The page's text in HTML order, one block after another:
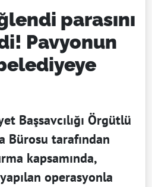
parasını
Pavyonun
Başsavcılığı Örgütlü
Bürosu tarafından
kapsamında,
operasyonla